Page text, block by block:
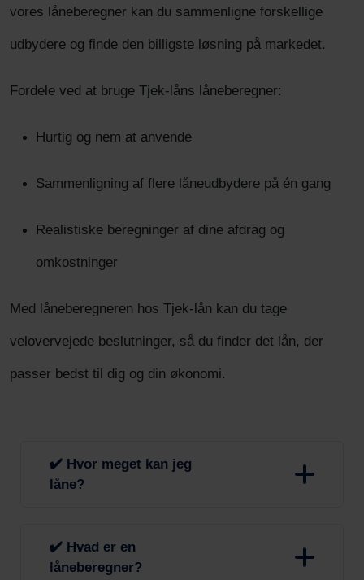
vores låneberegner kan du sammenligne forskellige
udbydere og finde den billigste løsning på markedet.
Fordele ved at bruge Tjek-låns låneberegner:
Hurtig og nem at anvende
Sammenligning af flere låneudbydere på én gang
Realistiske beregninger af dine afdrag og
omkostninger
Med låneberegneren hos Tjek-lån kan du tage
velovervejede beslutninger, så du finder det lån, der
passer bedst til dig og din økonomi.
✔️ Hvor meget kan jeg
låne?
✔️ Hvad er en
låneberegner?